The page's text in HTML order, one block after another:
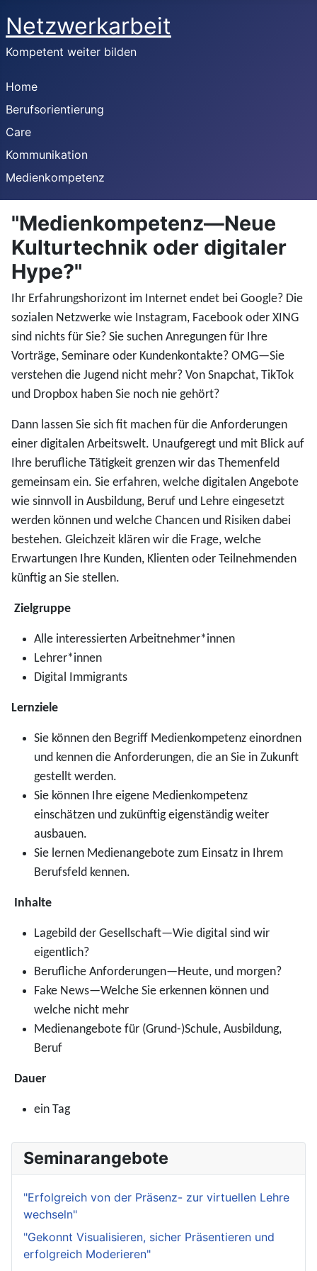
Netzwerkarbeit
Kompetent weiter bilden
Home
Berufsorientierung
Care
Kommunikation
Medienkompetenz
"Medienkompetenz—Neue
Kulturtechnik oder digitaler
Hype?"
Ihr Erfahrungshorizont im Internet endet bei Google? Die
sozialen Netzwerke wie Instagram, Facebook oder XING
sind nichts für Sie? Sie suchen Anregungen für Ihre
Vorträge, Seminare oder Kundenkontakte? OMG—Sie
verstehen die Jugend nicht mehr? Von Snapchat, TikTok
und Dropbox haben Sie noch nie gehört?
Dann lassen Sie sich fit machen für die Anforderungen
einer digitalen Arbeitswelt. Unaufgeregt und mit Blick auf
Ihre berufliche Tätigkeit grenzen wir das Themenfeld
gemeinsam ein. Sie erfahren, welche digitalen Angebote
wie sinnvoll in Ausbildung, Beruf und Lehre eingesetzt
werden können und welche Chancen und Risiken dabei
bestehen. Gleichzeit klären wir die Frage, welche
Erwartungen Ihre Kunden, Klienten oder Teilnehmenden
künftig an Sie stellen.
Zielgruppe
Alle interessierten Arbeitnehmer*innen
Lehrer*innen
Digital Immigrants
Lernziele
Sie können den Begriff Medienkompetenz einordnen
und kennen die Anforderungen, die an Sie in Zukunft
gestellt werden.
Sie können Ihre eigene Medienkompetenz
einschätzen und zukünftig eigenständig weiter
ausbauen.
Sie lernen Medienangebote zum Einsatz in Ihrem
Berufsfeld kennen.
Inhalte
Lagebild der Gesellschaft—Wie digital sind wir
eigentlich?
Berufliche Anforderungen—Heute, und morgen?
Fake News—Welche Sie erkennen können und
welche nicht mehr
Medienangebote für (Grund-)Schule, Ausbildung,
Beruf
Dauer
ein Tag
Seminarangebote
"Erfolgreich von der Präsenz- zur virtuellen Lehre
wechseln"
"Gekonnt Visualisieren, sicher Präsentieren und
erfolgreich Moderieren"